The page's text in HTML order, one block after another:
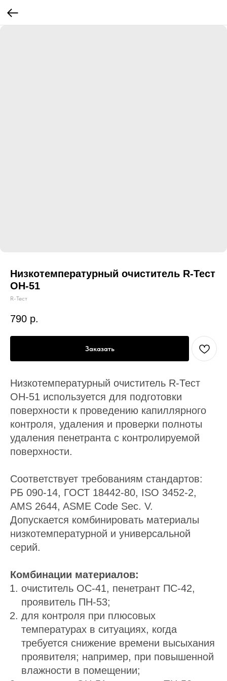
Низкотемпературный очиститель R-Тест
ОН-51
R-Тест
790 р.
Заказать
Низкотемпературный очиститель R-Тест
ОН-51 используется для подготовки
поверхности к проведению капиллярного
контроля, удаления и проверки полноты
удаления пенетранта с контролируемой
поверхности.
Соответствует требованиям стандартов:
РБ 090-14, ГОСТ 18442-80, ISO 3452-2,
AMS 2644, ASME Code Sec. V.
Допускается комбинировать материалы
низкотемпературной и универсальной
серий.
Комбинации материалов:
очиститель ОС-41, пенетрант ПС-42,
проявитель ПН-53;
для контроля при плюсовых
температурах в ситуациях, когда
требуется снижение времени высыхания
проявителя; например, при повышенной
влажности в помещении;